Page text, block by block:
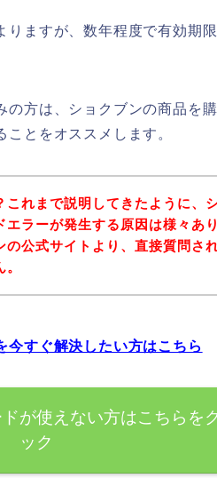
ますが、数年程度で有効期
方は、ショクブンの商品を
とをオススメします。
れまで説明してきたように、
ラーが発生する原因は様々あ
の公式サイトより、直接質問さ
今すぐ解決したい方はこちら
が使えない方はこちらを
ック